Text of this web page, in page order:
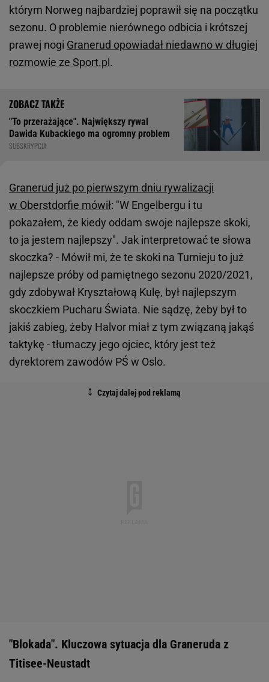
którym Norweg najbardziej poprawił się na początku
sezonu. O problemie nierównego odbicia i krótszej
prawej nogi Granerud opowiadał niedawno w długiej
rozmowie ze Sport.pl .
"To przerażające". Największy rywal
Dawida Kubackiego ma ogromny problem
SUBSKRYPCJA
Granerud już po pierwszym dniu rywalizacji
w Oberstdorfie mówił: "W Engelbergu i tu
pokazałem, że kiedy oddam swoje najlepsze skoki,
to ja jestem najlepszy". Jak interpretować te słowa
skoczka? - Mówił mi, że te skoki na Turnieju to już
najlepsze próby od pamiętnego sezonu 2020/2021,
gdy zdobywał Kryształową Kulę, był najlepszym
skoczkiem Pucharu Świata. Nie sądzę, żeby był to
jakiś zabieg, żeby Halvor miał z tym związaną jakąś
taktykę - tłumaczy jego ojciec, który jest też
dyrektorem zawodów PŚ w Oslo.
"Blokada". Kluczowa sytuacja dla Graneruda z
Titisee-Neustadt